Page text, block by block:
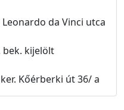
da Vinci utca
bek. kijelölt
Kőérberki út 36/ a